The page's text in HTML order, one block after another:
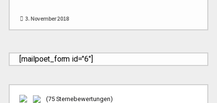
3. November 2018
[mailpoet_form id="6"]
(75 Sternebewertungen)